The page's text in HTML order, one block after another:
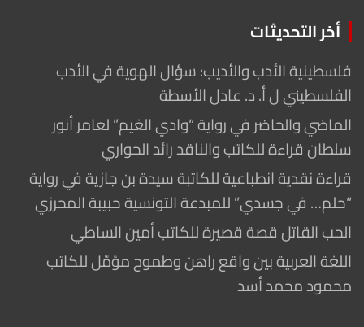
أخر التحديثات
فلسطينية الأدب والأديب: سؤال الهوية في الأدب
الفلسطيني ل أ. د. عادل الأسطة
الماضي والحاضر في رواية “وادي الغيم” لعامر أنور
سلطان قراءة للكاتب والناقد رائد الحواري
قراءة نقدية انطباعية للكاتبة سيدة بن جازية في رواية
“حلم… في جسدي” للمبدعة التونسية حبيبة المحرزي
الحب القاتل قصة قصيرة للكاتب أمين الساطي
اللغة العربية بين واقع راهن وطموح مؤمّل للكاتب
محمود محمد أسد